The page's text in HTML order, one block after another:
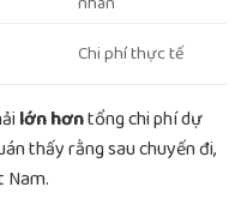
Chi phí thực tế
lớn hơntổng chi phí dự
thấy rằng sau chuyến đi,
Nam.